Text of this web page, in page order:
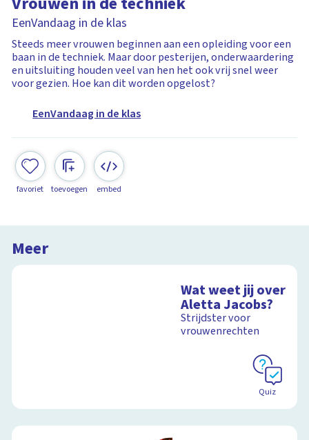
EenVandaag in de klas
Steeds meer vrouwen beginnen aan een opleiding voor een
baan in de techniek. Maar door pesterijen, onderwaardering
en uitsluiting houden veel van hen het ook vrij snel weer
voor gezien. Hoe kan dit worden opgelost?
EenVandaag in de klas
favoriet toevoegen embed
Meer
Wat weet jij over
Aletta Jacobs?
Strijdster voor
vrouwenrechten
Quiz